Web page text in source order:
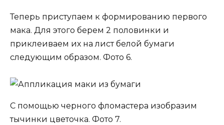
Теперь приступаем к формированию первого
мака. Для этого берем 2 половинки и
приклеиваем их на лист белой бумаги
следующим образом. Фото 6.
С помощью черного фломастера изобразим
тычинки цветочка. Фото 7.